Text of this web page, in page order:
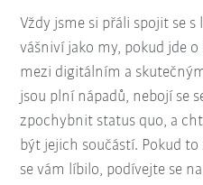
Vždy jsme si přáli spojit se
vášniví jako my, pokud jde
mezi digitálním a
jsou plní nápadů, nebojí se
zpochybnit status quo, a
být jejich součástí. Pokud
se vám líbilo, podívejte se